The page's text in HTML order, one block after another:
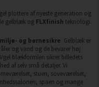
plottere af nyeste generation og
gelblæk og FLXfinish teknologi.
miljø- og børnesikre. Gelblæk er
og vand og de bevarer høj
blækformlen sikrer billedets
af selv små detaljer. Vi
stuen, soveværelset,
spaen og mange